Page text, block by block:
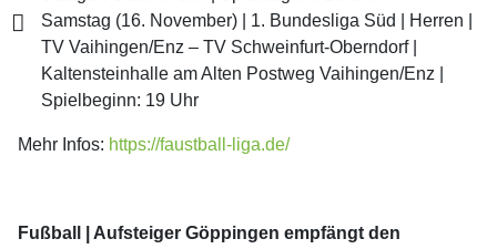
Samstag (16. November) | 1. Bundesliga Süd | Herren |
TV Vaihingen/Enz – TV Schweinfurt-Oberndorf |
Kaltensteinhalle am Alten Postweg Vaihingen/Enz |
Spielbeginn: 19 Uhr
Mehr Infos: https://faustball-liga.de/
Fußball | Aufsteiger Göppingen empfängt den